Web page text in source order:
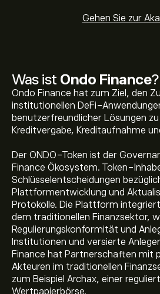
Was ist Ondo Finance?
Ondo Finance hat zum Ziel, den
institutionellen DeFi-
benutzerfreundlicher Lösungen
Kreditvergabe, Kreditaufnahme
Der ONDO-Token ist der
Finance Ökosystem. Token-
Schlüsselentscheidungen
Plattformentwicklung und
Protokolle. Die Plattform
dem traditionellen Finanzsektor,
Regulierungskonformität und
Institutionen und versierte
Finance hat Partnerschaften mit
Akteuren im traditionellen
zum Beispiel Archax, einer
Wertpapierbörse.
Gehen Sie zur
Der aktuelle Preis von ONDO
Die Marktkapitalisierung von Ondo
1.72B‎$‎ USD